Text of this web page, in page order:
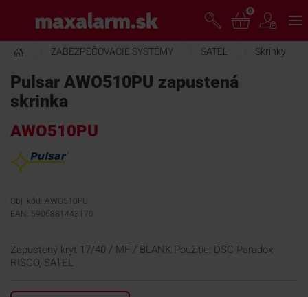
hlavnému
obsahu
www.maxalarm.sk
AKCIA MESIACA
PRODUKTY
SPOLOČNOSŤ
ŠKOLENIE
PODPORA
0
ZABEZPEČOVACIE SYSTÉMY SATEL Skrinky
Pulsar AWO510PU zapustená
skrinka
AWO510PU
Obj. kód: AWO510PU
EAN: 5906881443170
Zapustený kryt 17/40 / MF / BLANK Použitie: DSC Paradox
RISCO, SATEL